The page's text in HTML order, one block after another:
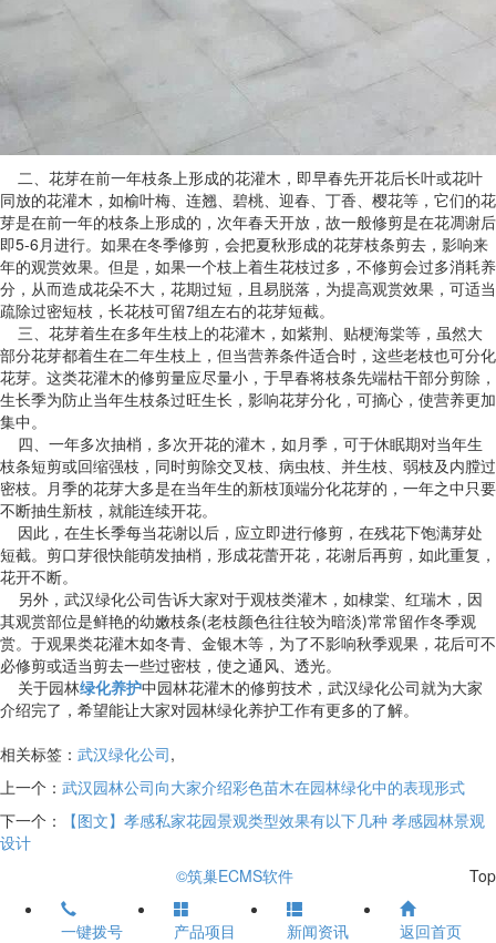
二、花芽在前一年枝条上形成的花灌木，即早春先开花后长叶或花叶
同放的花灌木，如榆叶梅、连翘、碧桃、迎春、丁香、樱花等，它们的花
芽是在前一年的枝条上形成的，次年春天开放，故一般修剪是在花凋谢后
即5-6月进行。如果在冬季修剪，会把夏秋形成的花芽枝条剪去，影响来
年的观赏效果。但是，如果一个枝上着生花枝过多，不修剪会过多消耗养
分，从而造成花朵不大，花期过短，且易脱落，为提高观赏效果，可适当
疏除过密短枝，长花枝可留7组左右的花芽短截。
三、花芽着生在多年生枝上的花灌木，如紫荆、贴梗海棠等，虽然大
部分花芽都着生在二年生枝上，但当营养条件适合时，这些老枝也可分化
花芽。这类花灌木的修剪量应尽量小，于早春将枝条先端枯干部分剪除，
生长季为防止当年生枝条过旺生长，影响花芽分化，可摘心，使营养更加
集中。
四、一年多次抽梢，多次开花的灌木，如月季，可于休眠期对当年生
枝条短剪或回缩强枝，同时剪除交叉枝、病虫枝、并生枝、弱枝及内膛过
密枝。月季的花芽大多是在当年生的新枝顶端分化花芽的，一年之中只要
不断抽生新枝，就能连续开花。
因此，在生长季每当花谢以后，应立即进行修剪，在残花下饱满芽处
短截。剪口芽很快能萌发抽梢，形成花蕾开花，花谢后再剪，如此重复，
花开不断。
另外，武汉绿化公司告诉大家对于观枝类灌木，如棣棠、红瑞木，因
其观赏部位是鲜艳的幼嫩枝条(老枝颜色往往较为暗淡)常常留作冬季观
赏。于观果类花灌木如冬青、金银木等，为了不影响秋季观果，花后可不
必修剪或适当剪去一些过密枝，使之通风、透光。
关于园林绿化养护中园林花灌木的修剪技术，武汉绿化公司就为大家
介绍完了，希望能让大家对园林绿化养护工作有更多的了解。
相关标签： 武汉绿化公司,
上一个： 武汉园林公司向大家介绍彩色苗木在园林绿化中的表现形式
下一个：
【图文】孝感私家花园景观类型效果有以下几种 孝感园林景观
设计
Top
©筑巢ECMS软件
一键拨号 产品项目 新闻资讯 返回首页